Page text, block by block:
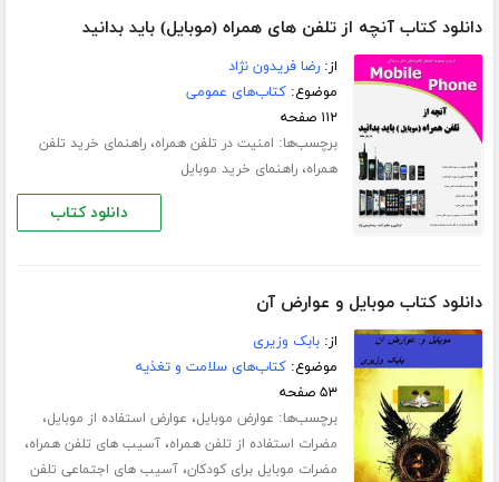
دانلود کتاب آنچه از تلفن های همراه (موبایل) باید بدانید
از:رضا فریدون نژاد
موضوع:کتاب‌های عمومی
۱۱۲ صفحه
برچسب‌ها: امنیت در تلفن همراه،راهنمای خرید تلفن
همراه،راهنمای خرید موبایل
دانلود کتاب
دانلود کتاب موبایل و عوارض آن
از:بابک وزیری
موضوع:کتاب‌های سلامت و تغذیه
۵۳ صفحه
برچسب‌ها: عوارض موبایل، عوارض استفاده از موبایل،
مضرات استفاده از تلفن همراه،آسیب های تلفن همراه،
مضرات موبایل برای کودکان،آسیب های اجتماعی تلفن